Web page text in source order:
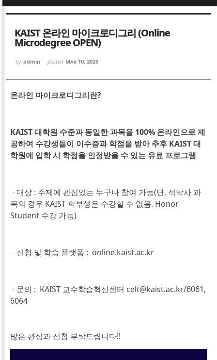
KAIST 온라인 마이크로디그리 (Online
Microdegree OPEN)
by admin posted Mar 10, 2025
온라인 마이크로디그리란?
KAIST대학원 수준과 동일한 과목을 100% 온라인으로 제
공하여 수강생들이 이수증과 학점을 받아 추후 KAIST대
학원에 입학 시 학점을 인정받을 수 있는 유료 프로그램
- 대상 : 주제에 관심있는 누구나 참여 가능(단, 석박사 과
목의 경우 KAIST 학부생은 수강할 수 없음. Honor
Student 수강 가능)
- 신청 및 학습 플랫폼 : online.kaist.ac.kr
- 문의 : KAIST 교수학습혁신센터 celt@kaist.ac.kr/6061,
6064
많은 관심과 신청 부탁드립니다!!
Sketchbook5, 스케치북5
Sketchbook5, 스케치북5
Sketchbook5, 스케치북5
Sketchbook5, 스케치북5